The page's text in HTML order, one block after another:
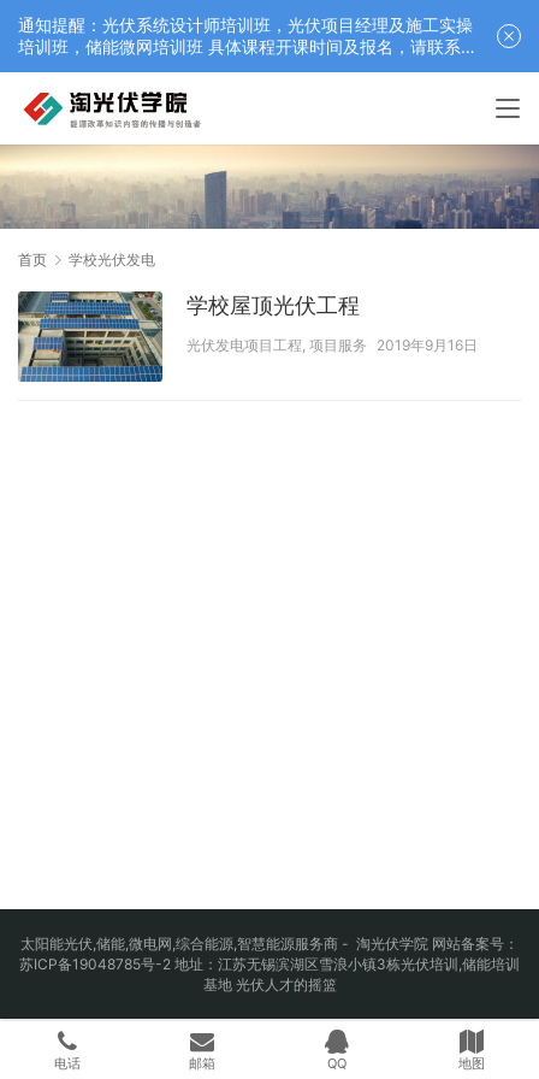
首页 学校光伏发电
学校屋顶光伏工程
光伏发电项目工程, 项目服务 2019年9月16日
太阳能光伏,储能,微电网,综合能源,智慧能源服务商 - 淘光伏学院 网站备案号：
苏ICP备19048785号-2 地址：江苏无锡滨湖区雪浪小镇3栋光伏培训,储能培训
基地 光伏人才的摇篮
电话 邮箱 QQ 地图
通知提醒：光伏系统设计师培训班，光伏项目经理及施工实操
培训班，储能微网培训班 具体课程开课时间及报名，请联系仲
老师 18052542359（微信）最新：12月25日江苏苏州零碳园
区虚拟电厂课程